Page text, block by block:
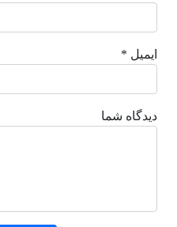
ایمیل *
دیدگاه شما